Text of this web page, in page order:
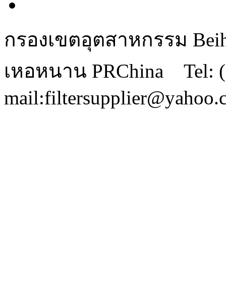
กรองเขตอุตสาหกรรม
เหอหนาน PRChina Tel: